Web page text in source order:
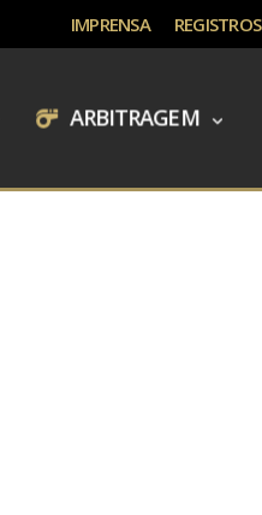
IMPRENSA REGISTROS
ARBITRAGEM